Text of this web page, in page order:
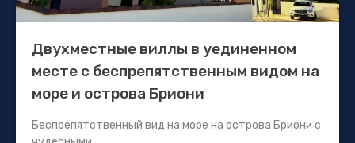
Двухместные виллы в уединенном
месте с беспрепятственным видом на
море и острова Бриони
Беспрепятственный вид на море на острова Бриони с